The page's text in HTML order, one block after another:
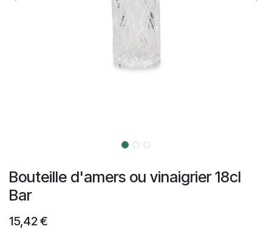
Bouteille d'amers ou vinaigrier 18cl
Bar
15,42€